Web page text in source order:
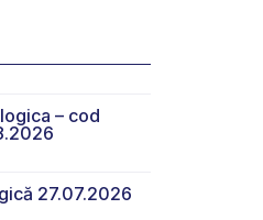
– cod
27.07.2026